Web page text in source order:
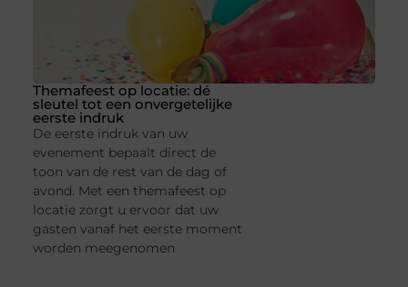
Themafeest op locatie: dé
sleutel tot een onvergetelijke
eerste indruk
De eerste indruk van uw
evenement bepaalt direct de
toon van de rest van de dag of
avond. Met een themafeest op
locatie zorgt u ervoor dat uw
gasten vanaf het eerste moment
worden meegenomen